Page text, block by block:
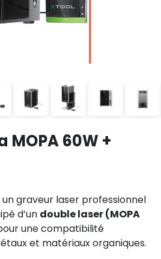
MOPA 60W +
graveur laser professionnel
d’un double laser (MOPA
une compatibilité
et matériaux organiques.